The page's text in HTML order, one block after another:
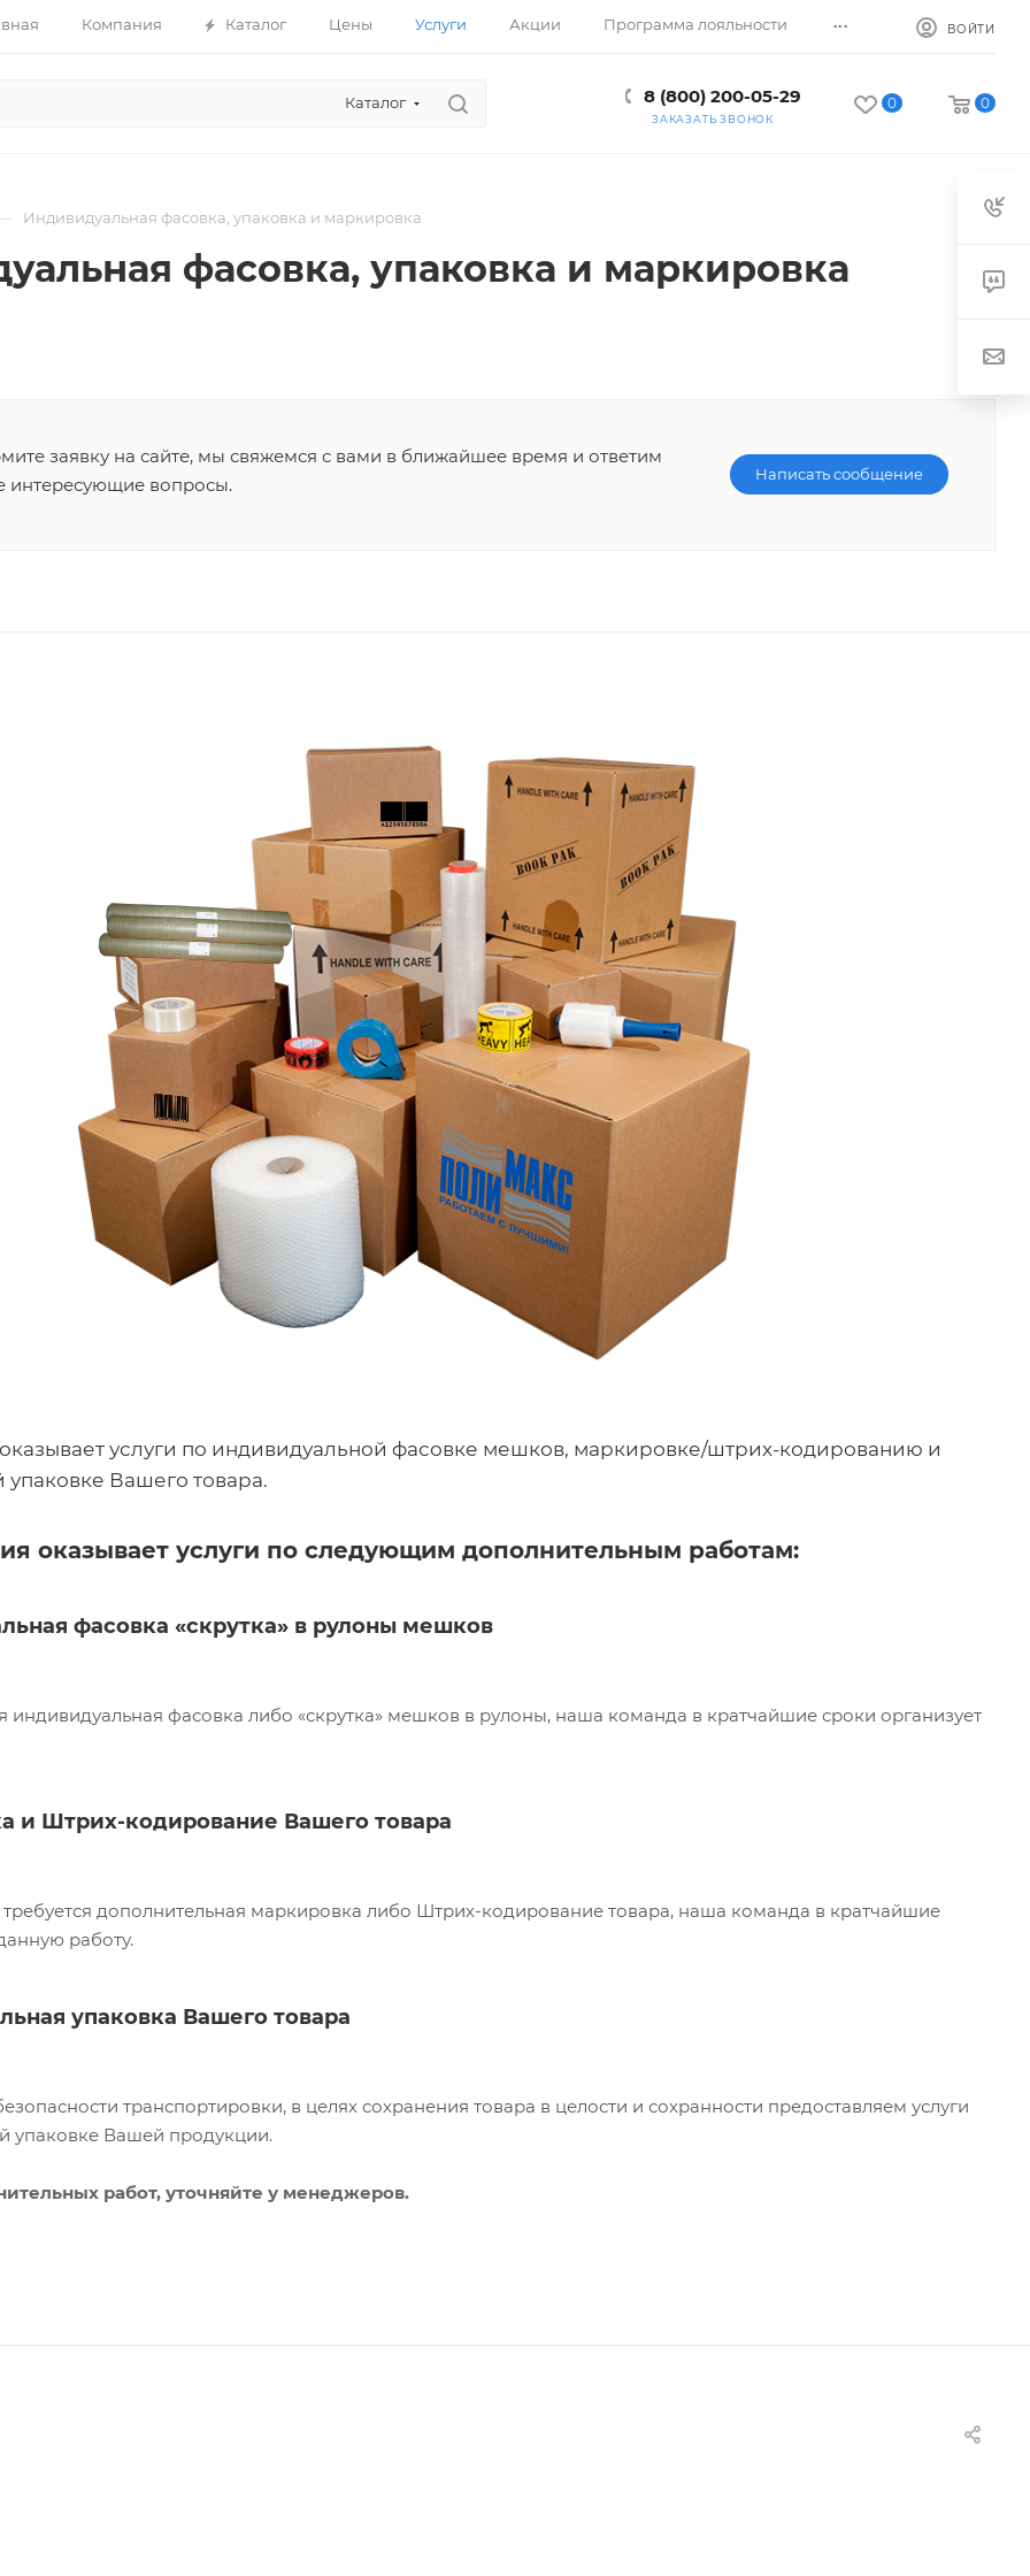
Компания Каталог Цены Услуги Акции Программа лояльности ... ВОЙТИ
Каталог 8 (800) 200-05-29
ЗАКАЗАТЬ ЗВОНОК
0 0
Индивидуальная фасовка, упаковка и маркировка
фасовка, упаковка и маркировка
заявку на сайте, мы свяжемся с вами в ближайшее время и ответим
интересующие вопросы.
Написать сообщение
услуги по индивидуальной фасовке мешков, маркировке/штрих-кодированию и
Вашего товара.
оказывает услуги по следующим дополнительным работам:
фасовка «скрутка» в рулоны мешков
индивидуальная фасовка либо «скрутка» мешков в рулоны, наша команда в кратчайшие сроки организует
и Штрих-кодирование Вашего товара
требуется дополнительная маркировка либо Штрих-кодирование товара, наша команда в кратчайшие
работу.
упаковка Вашего товара
транспортировки, в целях сохранения товара в целости и сохранности предоставляем услуги
упаковке Вашей продукции.
работ, уточняйте у менеджеров.